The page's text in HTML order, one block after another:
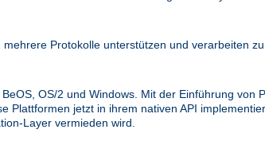
Protokolle unterstützen und verarbeiten zu
OS/2 und Windows. Mit der Einführung von
Plattformen jetzt in ihrem nativen API
Layer vermieden wird.